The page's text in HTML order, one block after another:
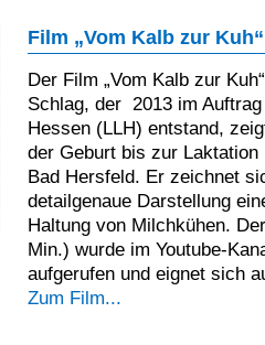
Film „Vom Kalb zur Kuh“
Der Film „Vom Kalb zur
Schlag, der 2013 im
Hessen (LLH) entstand,
der Geburt bis zur
Bad Hersfeld. Er zeichnet
detailgenaue Darstellung
Haltung von Milchkühen.
Min.) wurde im Youtube-
aufgerufen und eignet sich
Zum Film...